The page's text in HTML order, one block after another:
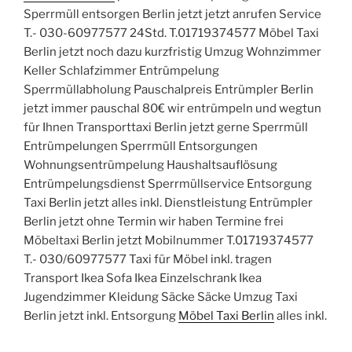
Sperrmüll entsorgen Berlin jetzt jetzt anrufen Service
T.- 030-60977577 24Std. T.01719374577 Möbel Taxi
Berlin jetzt noch dazu kurzfristig Umzug Wohnzimmer
Keller Schlafzimmer Entrümpelung
Sperrmüllabholung Pauschalpreis Entrümpler Berlin
jetzt immer pauschal 80€ wir entrümpeln und wegtun
für Ihnen Transporttaxi Berlin jetzt gerne Sperrmüll
Entrümpelungen Sperrmüll Entsorgungen
Wohnungsentrümpelung Haushaltsauflösung
Entrümpelungsdienst Sperrmüllservice Entsorgung
Taxi Berlin jetzt alles inkl. Dienstleistung Entrümpler
Berlin jetzt ohne Termin wir haben Termine frei
Möbeltaxi Berlin jetzt Mobilnummer T.01719374577
T.- 030/60977577 Taxi für Möbel inkl. tragen
Transport Ikea Sofa Ikea Einzelschrank Ikea
Jugendzimmer Kleidung Säcke Säcke Umzug Taxi
Berlin jetzt inkl. Entsorgung Möbel Taxi Berlin alles inkl.